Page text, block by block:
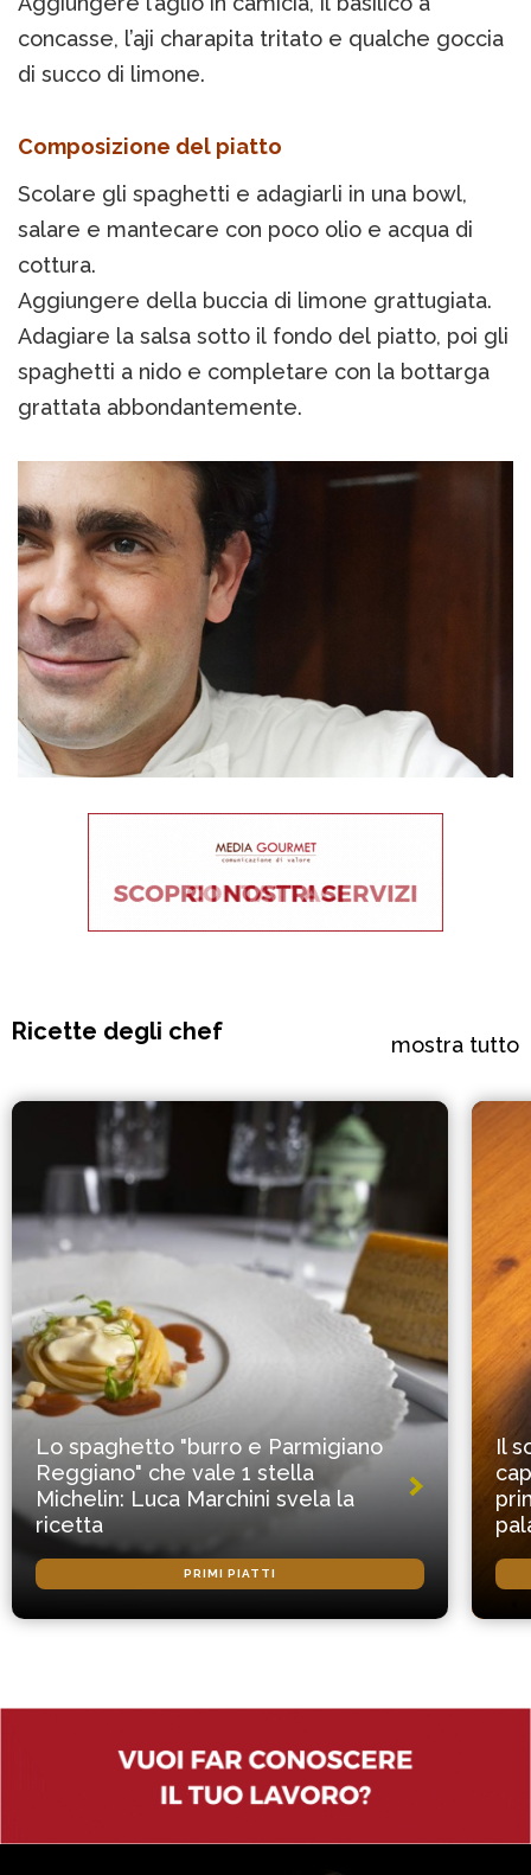
concasse, l’aji charapita tritato e qualche goccia
di succo di limone.
Composizione del piatto
Scolare gli spaghetti e adagiarli in una bowl,
salare e mantecare con poco olio e acqua di
cottura.
Aggiungere della buccia di limone grattugiata.
Adagiare la salsa sotto il fondo del piatto, poi gli
spaghetti a nido e completare con la bottarga
grattata abbondantemente.
Ricette degli chef mostra tutto
Lo spaghetto "burro e Parmigiano
Reggiano" che vale 1 stella
Michelin: Luca Marchini svela la
ricetta
PRIMI PIATTI
Il